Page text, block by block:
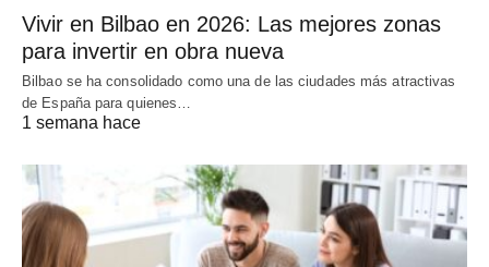
Vivir en Bilbao en 2026: Las mejores zonas
para invertir en obra nueva
Bilbao se ha consolidado como una de las ciudades más atractivas
de España para quienes…
1 semana hace